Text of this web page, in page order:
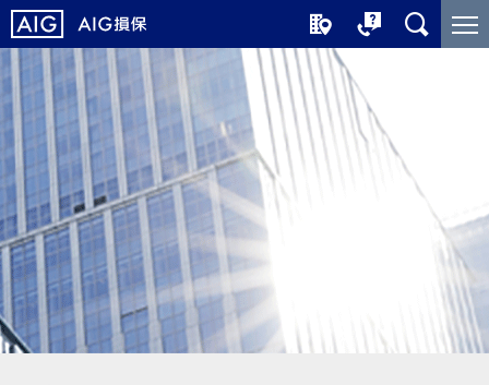
メ
イ
ン
コ
ン
テ
ン
ツ
に
ジ
ャ
ン
プ
こ
こ
か
ら
メ
イ
ン
コ
ン
テ
ン
ツ
で